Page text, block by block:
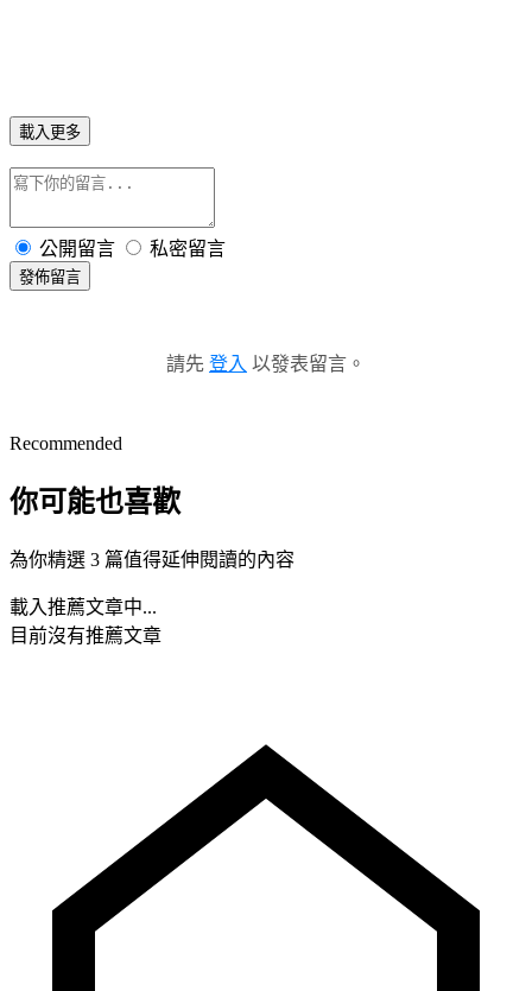
載入更多
公開留言 私密留言
發佈留言
請先 登入 以發表留言。
Recommended
你可能也喜歡
為你精選 3 篇值得延伸閱讀的內容
載入推薦文章中...
目前沒有推薦文章